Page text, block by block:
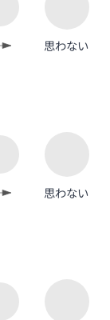
思わない
思わない